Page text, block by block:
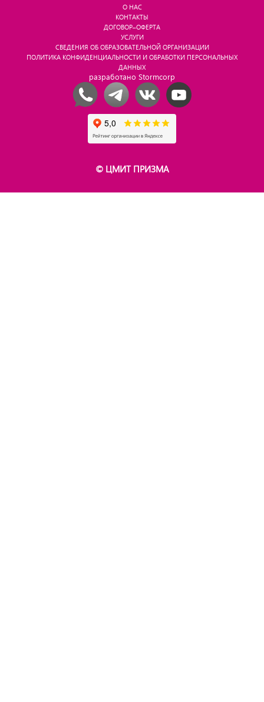
О НАС
КОНТАКТЫ
ДОГОВОР–ОФЕРТА
УСЛУГИ
СВЕДЕНИЯ ОБ ОБРАЗОВАТЕЛЬНОЙ ОРГАНИЗАЦИИ
ПОЛИТИКА КОНФИДЕНЦИАЛЬНОСТИ И ОБРАБОТКИ ПЕРСОНАЛЬНЫХ
ДАННЫХ
© ЦМИТ ПРИЗМА
разработано Stormcorp